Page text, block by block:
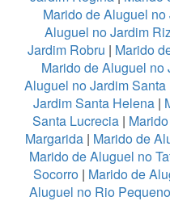
Marido de Aluguel
Aluguel no Jardim
Jardim Robru | Marido
Marido de Aluguel no
Aluguel no Jardim
Jardim Santa Helena |
Santa Lucrecia|
Margarida | Marido de
Marido de Aluguel no
Socorro | Marido de
Aluguel no Rio Pequeno